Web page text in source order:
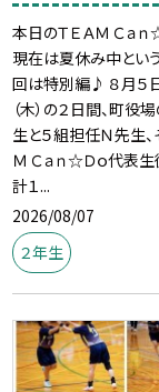
本日のＴＥＡＭ Ｃａ
現在は夏休み中とい
回は特別編♪ ８月５日
（木）の２日間、町役
生と５組担任Ｎ先生、
Ｍ Ｃａｎ☆Ｄｏ代表生
計１...
2026/08/07
２年生